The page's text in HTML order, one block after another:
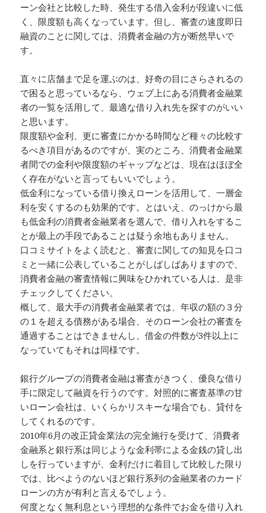
ーン会社と比較した時、発生する借入金利が段違いに低
く、限度額も高くなっています。但し、審査の速度即日
融資のことに関しては、消費者金融の方が断然早いで
す。
直々に店舗まで足を運ぶのは、好奇の目にさらされるの
で困ると思っているなら、ウェブ上にある消費者金融業
者の一覧を活用して、最適な借り入れ先を探すのがいい
と思います。
限度額や金利、更に審査にかかる時間など種々の比較す
るべき項目があるのですが、実のところ、消費者金融業
者間での金利や限度額のギャップなどは、現在はほぼ全
く存在がないと言ってもいいでしょう。
低金利になっている借り換えローンを活用して、一層金
利を安くするのも効果的です。とはいえ、のっけから最
も低金利の消費者金融業者を選んで、借り入れをするこ
とが最上の手段であることは疑う余地もありません。
口コミサイトをよく読むと、審査に関しての知見を口コ
ミと一緒に公表していることがしばしばありますので、
消費者金融の審査情報に興味をひかれている人は、是非
チェックしてください。
概して、最大手の消費者金融業者では、年収の額の３分
の１を超える債務がある場合、そのローン会社の審査を
通過することはできませんし、借金の件数が3件以上に
なっていてもそれは同様です。
銀行グループの消費者金融は審査がきつく、優良な借り
手に限定して融資を行うのです。対照的に審査基準の甘
いローン会社は、いくらかリスキーな場合でも、貸付を
してくれるのです。
2010年6月の改正貸金業法の完全施行を受けて、消費者
金融系と銀行系は同じような金利帯による金銭の貸し出
しを行っていますが、金利だけに着目して比較した限り
では、比べようのないほど銀行系列の金融業者のカード
ローンの方が有利と言えるでしょう。
何度となく無利息という理想的な条件でお金を借り入れ